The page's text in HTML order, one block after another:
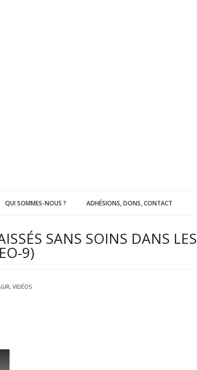
QUI SOMMES-NOUS ? ADHÉSIONS, DONS, CONTACT
SANS SOINS DANS LES
9)
, VIDÉOS